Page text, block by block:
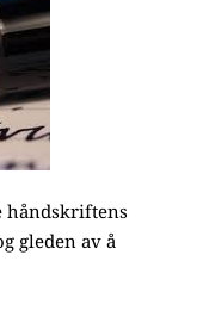
håndskriftens
gleden av å